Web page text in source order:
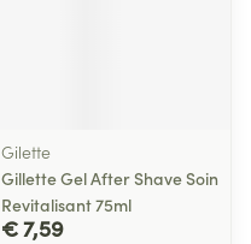
Gilette
Gillette Gel After Shave Soin
Revitalisant 75ml
€ 7,59